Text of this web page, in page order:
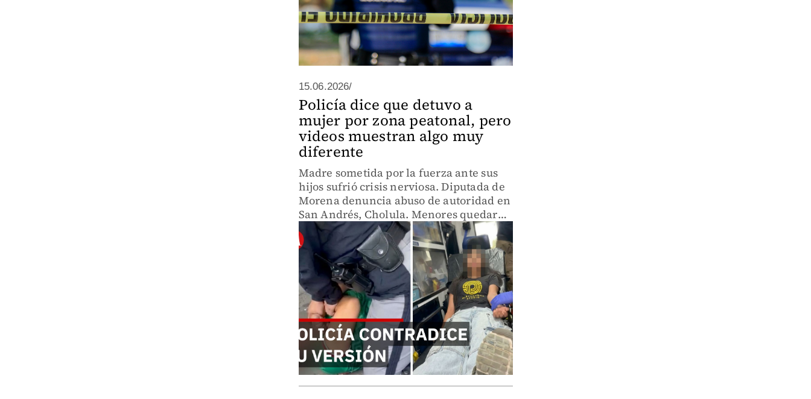
15.06.2026/
Policía dice que detuvo a
mujer por zona peatonal, pero
videos muestran algo muy
diferente
Madre sometida por la fuerza ante sus
hijos sufrió crisis nerviosa. Diputada de
Morena denuncia abuso de autoridad en
San Andrés, Cholula. Menores quedaron
abandonados hasta llegada del padre.
Derechos Humanos interviene para
esclarecer lo ocurrido.